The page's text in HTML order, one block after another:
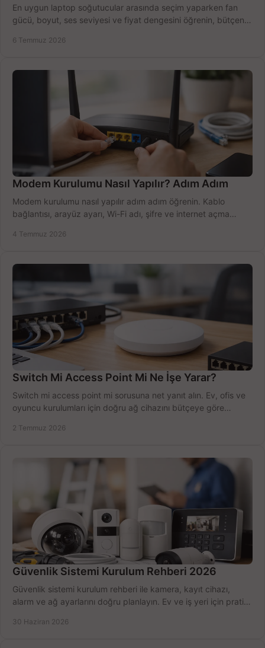
En uygun laptop soğutucular arasında seçim yaparken fan
gücü, boyut, ses seviyesi ve fiyat dengesini öğrenin, bütçenizi
6 Temmuz 2026
Modem Kurulumu Nasıl Yapılır? Adım Adım
Modem kurulumu nasıl yapılır adım adım öğrenin. Kablo
bağlantısı, arayüz ayarı, Wi-Fi adı, şifre ve internet açma
4 Temmuz 2026
Switch Mi Access Point Mi Ne İşe Yarar?
Switch mi access point mi sorusuna net yanıt alın. Ev, ofis ve
oyuncu kurulumları için doğru ağ cihazını bütçeye göre
2 Temmuz 2026
Güvenlik Sistemi Kurulum Rehberi 2026
Güvenlik sistemi kurulum rehberi ile kamera, kayıt cihazı,
alarm ve ağ ayarlarını doğru planlayın. Ev ve iş yeri için pratik
30 Haziran 2026